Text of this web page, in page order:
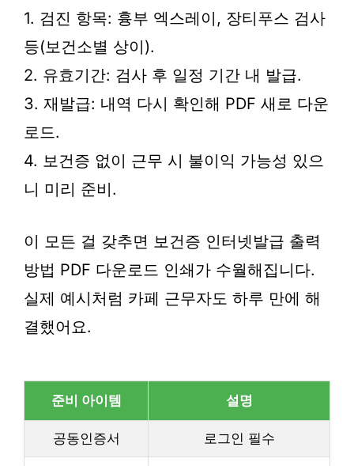
1. 검진 항목: 흉부 엑스레이, 장티푸스 검사
등(보건소별 상이).
2. 유효기간: 검사 후 일정 기간 내 발급.
3. 재발급: 내역 다시 확인해 PDF 새로 다운
로드.
4. 보건증 없이 근무 시 불이익 가능성 있으
니 미리 준비.
이 모든 걸 갖추면 보건증 인터넷발급 출력
방법 PDF 다운로드 인쇄가 수월해집니다.
실제 예시처럼 카페 근무자도 하루 만에 해
결했어요.
준비 아이템 설명
공동인증서 로그인 필수